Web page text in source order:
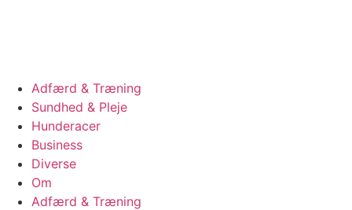
Adfærd & Træning
Sundhed & Pleje
Hunderacer
Business
Diverse
Om
Adfærd & Træning